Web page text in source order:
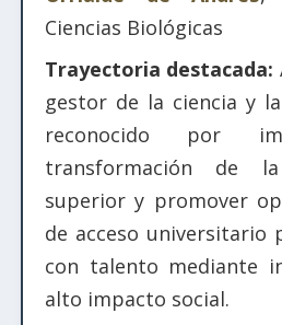
Ciencias Biológicas
Trayectoria destacada:
gestor de la ciencia y
reconocido por
transformación de la
superior y promover
de acceso universitario
con talento mediante
alto impacto social.